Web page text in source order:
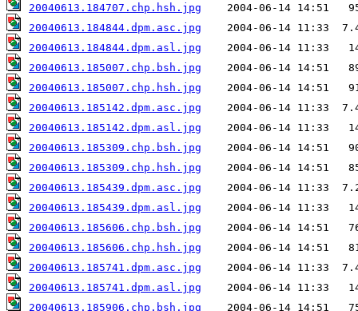
20040613.184707.chp.hsh.jpg
20040613.184844.dpm.asc.jpg
20040613.184844.dpm.asl.jpg
20040613.185007.chp.bsh.jpg
20040613.185007.chp.hsh.jpg
20040613.185142.dpm.asc.jpg
20040613.185142.dpm.asl.jpg
20040613.185309.chp.bsh.jpg
20040613.185309.chp.hsh.jpg
20040613.185439.dpm.asc.jpg
20040613.185439.dpm.asl.jpg
20040613.185606.chp.bsh.jpg
20040613.185606.chp.hsh.jpg
20040613.185741.dpm.asc.jpg
20040613.185741.dpm.asl.jpg
20040613.185906.chp.bsh.jpg